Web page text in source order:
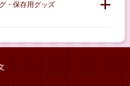
・保存用グッズ